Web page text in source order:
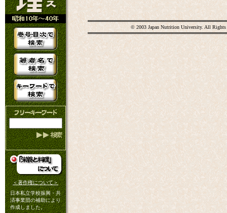
＜著作権について＞
日本私立学校振興・共
済事業団の補助により
作成しました。
© 2003 Japan Nutrition University. All Rights